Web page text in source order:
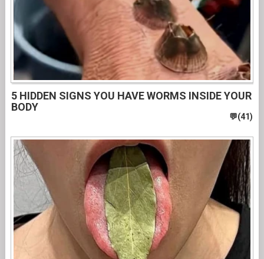
5 HIDDEN SIGNS YOU HAVE WORMS INSIDE YOUR
BODY